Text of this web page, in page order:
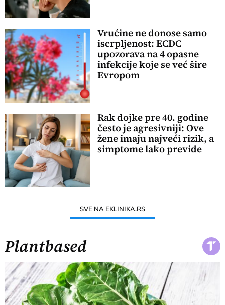
Vrućine ne donose samo
iscrpljenost: ECDC
upozorava na 4 opasne
infekcije koje se već šire
Evropom
Rak dojke pre 40. godine
često je agresivniji: Ove
žene imaju najveći rizik, a
simptome lako previde
SVE NA EKLINIKA.RS
Plantbased